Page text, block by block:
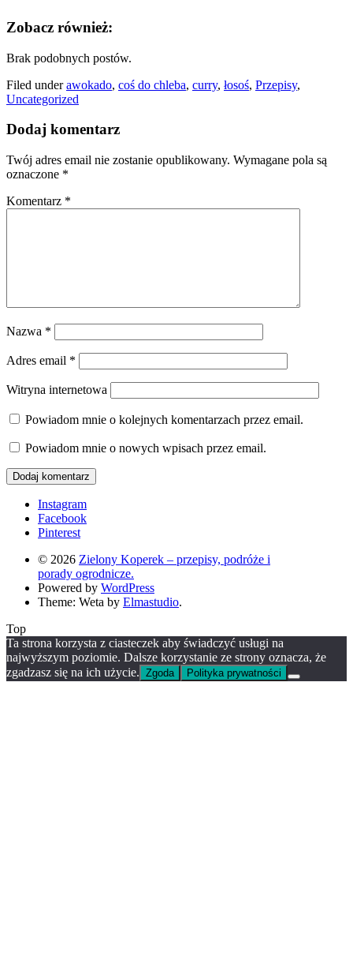
Zobacz również:
Brak podobnych postów.
Filed underawokado, coś do chleba, curry, łosoś, Przepisy,
Uncategorized
Dodaj komentarz
Twój adres email nie zostanie opublikowany. Wymagane pola są
oznaczone *
Komentarz *
Nazwa *
Adres email *
Witryna internetowa
Powiadom mnie o kolejnych komentarzach przez email.
Powiadom mnie o nowych wpisach przez email.
Instagram
Facebook
Pinterest
© 2026 Zielony Koperek – przepisy, podróże i
porady ogrodnicze.
Powered by WordPress
Theme: Weta by Elmastudio.
Top
Ta strona korzysta z ciasteczek aby świadczyć usługi na
najwyższym poziomie. Dalsze korzystanie ze strony oznacza, że
zgadzasz się na ich użycie. Zgoda Polityka prywatności